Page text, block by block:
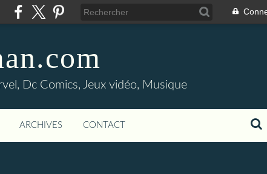
Dc Comics, Jeux vidéo, Musique
ARCHIVES CONTACT